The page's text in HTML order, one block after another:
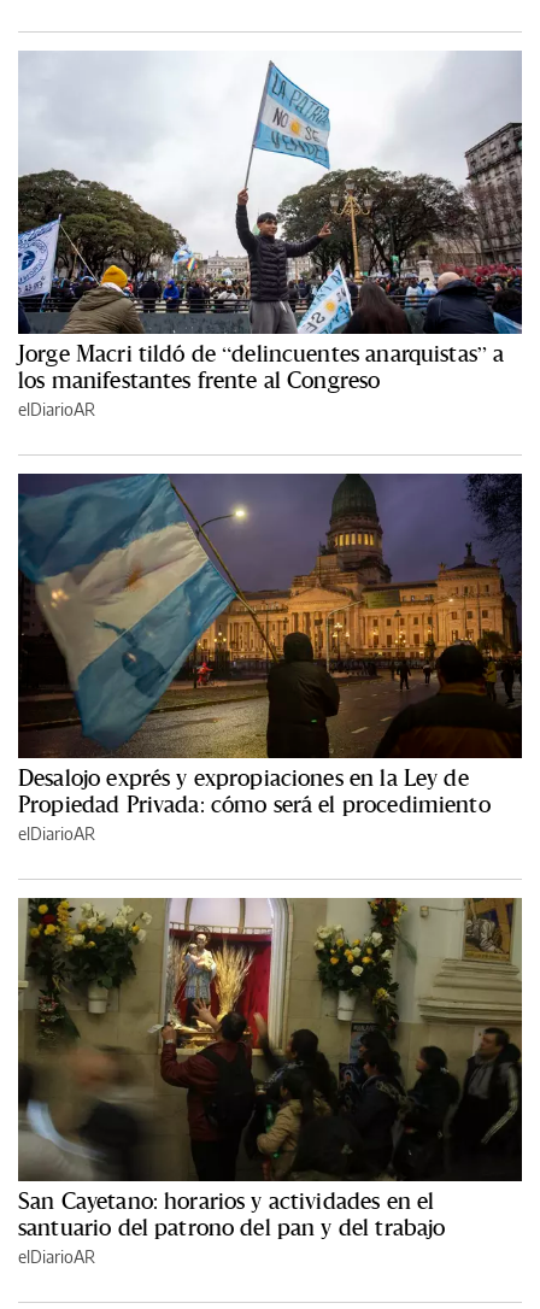
Jorge Macri tildó de “delincuentes anarquistas” a
los manifestantes frente al Congreso
elDiarioAR
Desalojo exprés y expropiaciones en la Ley de
Propiedad Privada: cómo será el procedimiento
elDiarioAR
San Cayetano: horarios y actividades en el
santuario del patrono del pan y del trabajo
elDiarioAR